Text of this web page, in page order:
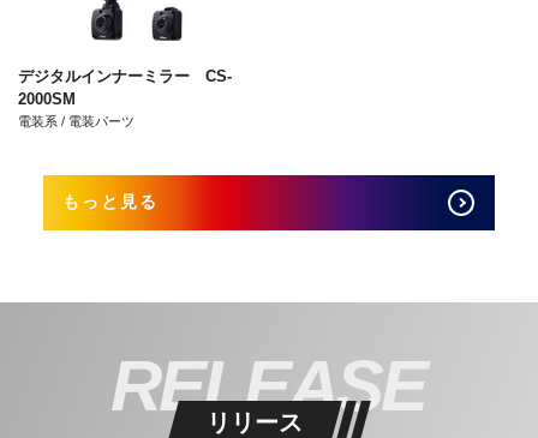
デジタルインナーミラー CS-
2000SM
電装系 / 電装パーツ
もっと見る
RELEASE
リリース